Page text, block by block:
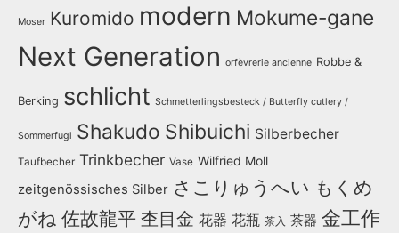
Moser Kuromido modern Mokume-gane
Next Generation orfèvrerie ancienne Robbe &
Berking schlicht Schmetterlingsbesteck / Butterfly cutlery /
Sommerfugl Shakudo Shibuichi Silberbecher
Taufbecher Trinkbecher Vase Wilfried Moll
zeitgenössisches Silber さこりゅうへい もくめ
がね 佐故龍平 杢目金 花器 花瓶 茶入 茶器 金工作